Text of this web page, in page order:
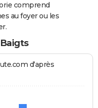
comprend
au foyer ou les
d'après